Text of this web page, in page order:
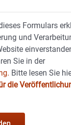
Formulars
und
Sie in der
Bitte lesen Sie
die